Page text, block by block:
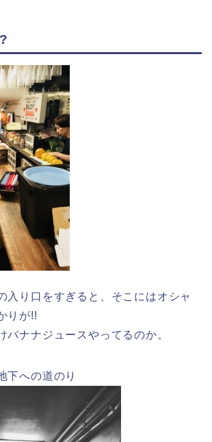
入り口をすぎると、そこにはオシャ
りが!!
バナナジュースやってるのか。
下への道のり